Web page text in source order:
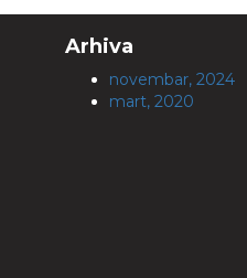
Arhiva
novembar, 2024
mart, 2020